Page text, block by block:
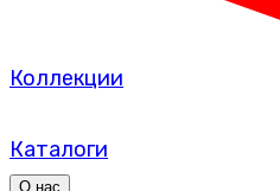
Коллекции
Каталоги
О нас